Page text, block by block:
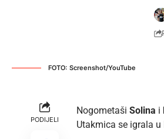
FOTO: Screenshot/YouTube
PODIJELI
Nogometaši Solina i
Utakmica se igrala